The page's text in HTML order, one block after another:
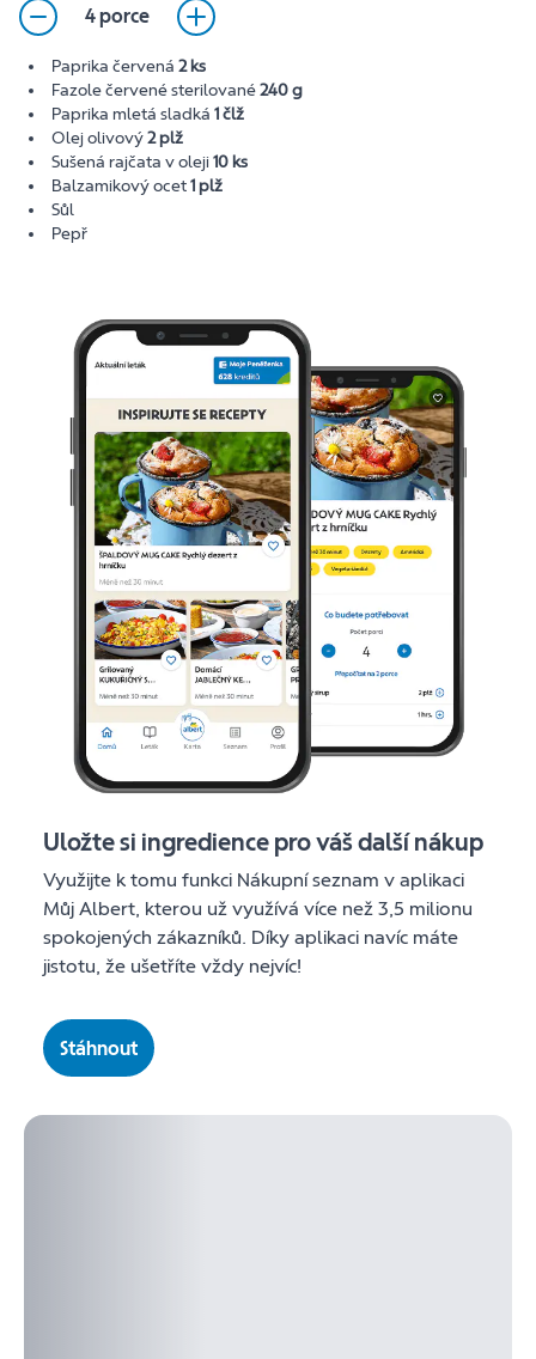
4 porce
Paprika červená 2 ks
Fazole červené sterilované240 g
Paprika mletá sladká 1 člž
Olej olivový2 plž
Sušená rajčata v oleji 10 ks
Balzamikový ocet1 plž
Sůl
Pepř
Uložte si ingredience pro váš další nákup
Využijte k tomu funkci Nákupní seznam v aplikaci
Můj Albert, kterou už využívá více než 3,5 milionu
spokojených zákazníků. Díky aplikaci navíc máte
jistotu, že ušetříte vždy nejvíc!
Stáhnout